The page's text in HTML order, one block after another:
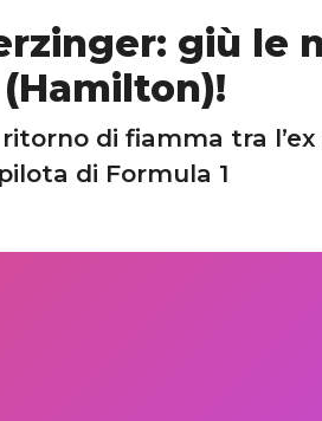
giù le
di fiamma tra
di Formula 1